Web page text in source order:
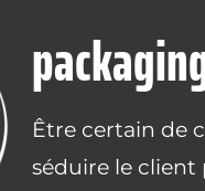
Être certain de
séduire le client